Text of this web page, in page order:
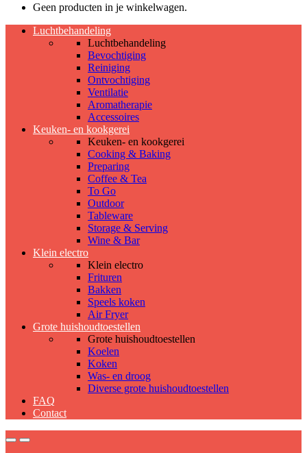
Geen producten in je winkelwagen.
Luchtbehandeling
Luchtbehandeling
Bevochtiging
Reiniging
Ontvochtiging
Ventilatie
Aromatherapie
Accessoires
Keuken- en kookgerei
Keuken- en kookgerei
Cooking & Baking
Preparing
Coffee & Tea
To Go
Outdoor
Tableware
Storage & Serving
Wine & Bar
Klein electro
Klein electro
Frituren
Bakken
Speels koken
Air Fryer
Grote huishoudtoestellen
Grote huishoudtoestellen
Koelen
Koken
Was- en droog
Diverse grote huishoudtoestellen
FAQ
Contact